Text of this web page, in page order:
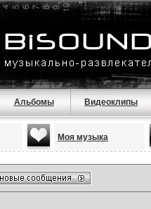
Альбомы Видеоклипы
Моя музыка